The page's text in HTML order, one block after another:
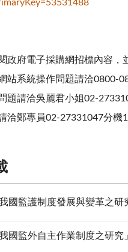
政府電子採購網招標內容，
站系統操作問題請洽0800-
題請洽吳麗君小姐02-
洽鄭專員02-27331047分機
我國監護制度發展與變革之研究」
我國監外自主作業制度之研究」